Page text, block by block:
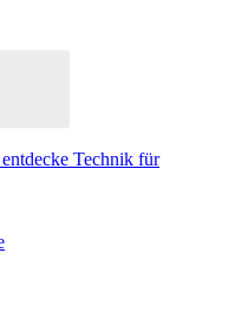
Technik für